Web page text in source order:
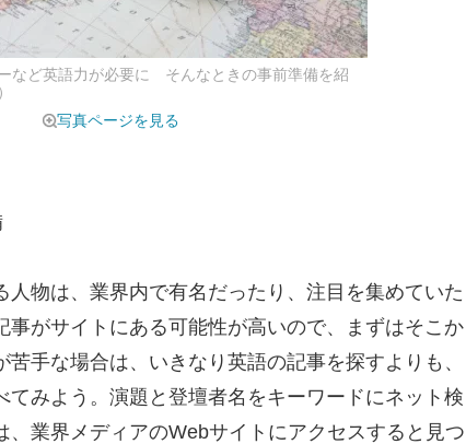
など英語力が必要に そんなときの事前準備を紹
写真ページを見る
物は、業界内で有名だったり、注目を集めていた
事がサイトにある可能性が高いので、まずはそこか
手な場合は、いきなり英語の記事を探すよりも、
てみよう。演題と登壇者名をキーワードにネット検
、業界メディアのWebサイトにアクセスすると見つ